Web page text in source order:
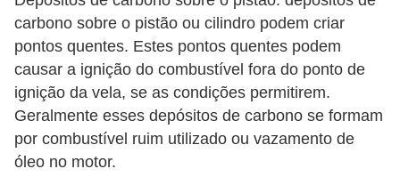
carbono sobre o pistão ou cilindro podem criar
pontos quentes. Estes pontos quentes podem
causar a ignição do combustível fora do ponto de
ignição da vela, se as condições permitirem.
Geralmente esses depósitos de carbono se formam
por combustível ruim utilizado ou vazamento de
óleo no motor.